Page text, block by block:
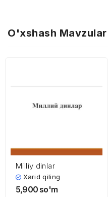
O'xshash Mavzular
Milliy dinlar
Xarid qiling
5,900 so'm